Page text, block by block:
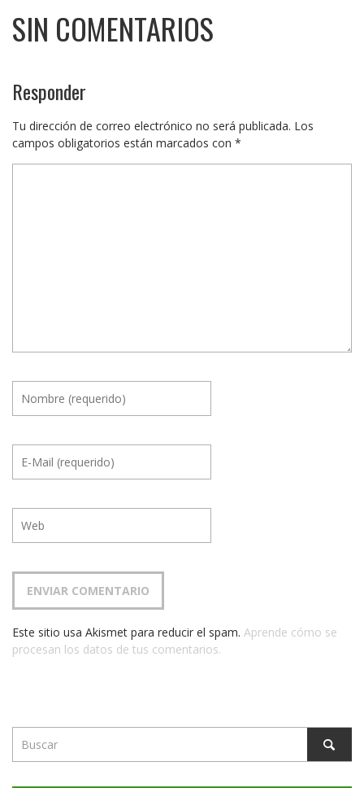
SIN COMENTARIOS
Responder
Tu dirección de correo electrónico no será publicada. Los
campos obligatorios están marcados con *
Este sitio usa Akismet para reducir el spam. Aprende cómo se
procesan los datos de tus comentarios.